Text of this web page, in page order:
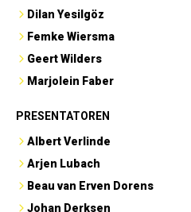
Dilan Yesilgöz
Femke Wiersma
Geert Wilders
Marjolein Faber
PRESENTATOREN
Albert Verlinde
Arjen Lubach
Beau van Erven Dorens
Johan Derksen